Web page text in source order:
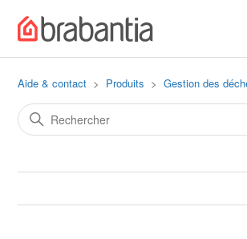
Aide & contact Produits Gestion des